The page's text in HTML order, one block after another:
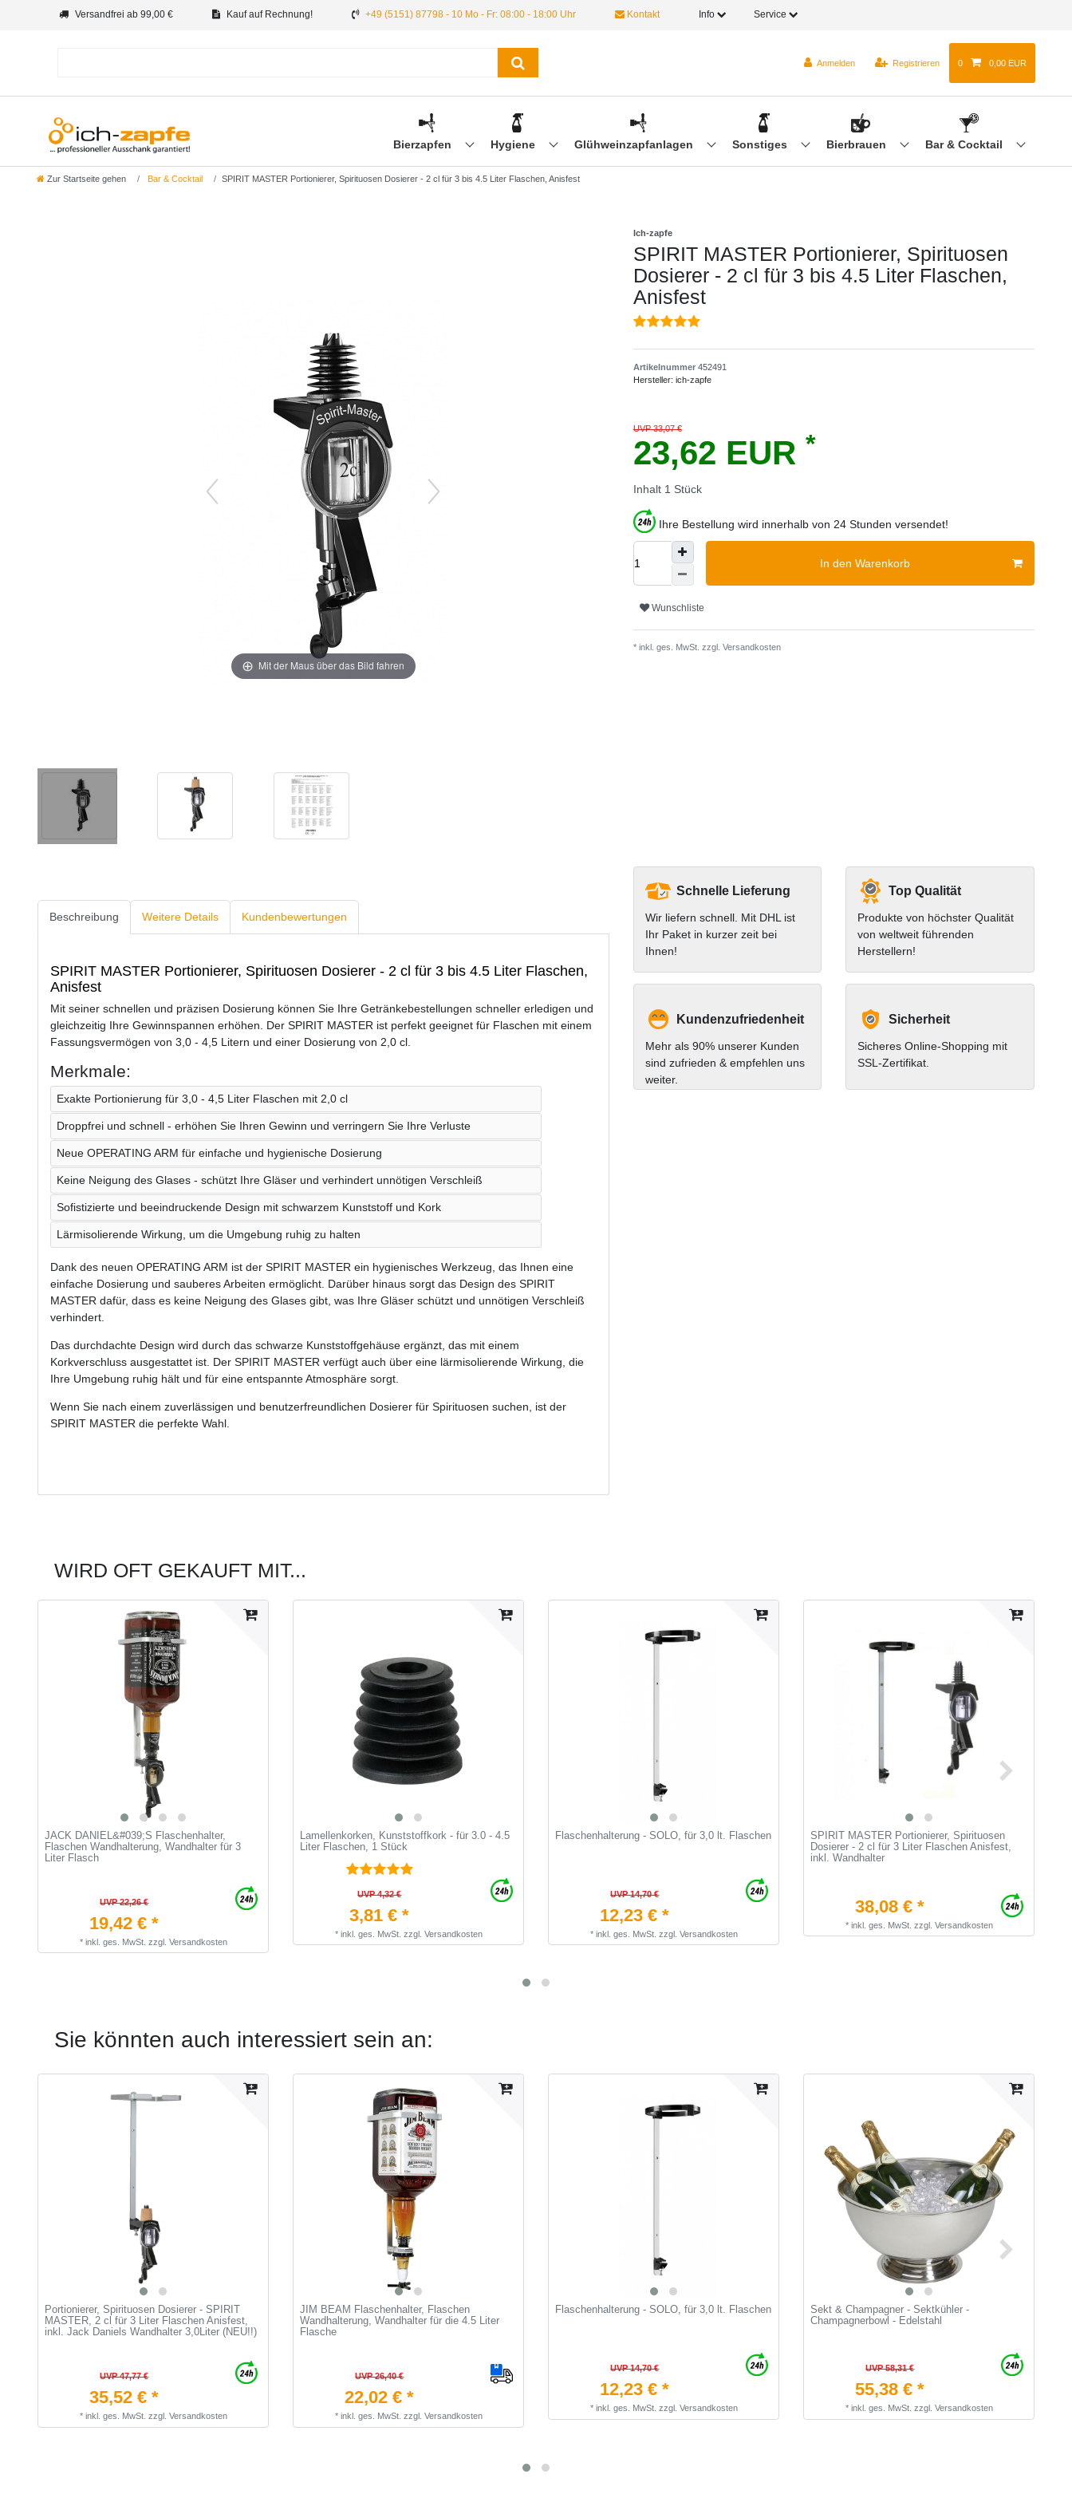
Versandfrei ab 99,00 € Kauf auf Rechnung! +49 (5151) 87798 - 10 Mo - Fr: 08:00 - 18:00 Uhr Kontakt Info Service
Anmelden Registrieren 0 0,00 EUR
Bierzapfen Hygiene Glühweinzapfanlagen Sonstiges Bierbrauen Bar & Cocktail
Zur Startseite gehen Bar & Cocktail SPIRIT MASTER Portionierer, Spirituosen Dosierer - 2 cl für 3 bis 4.5 Liter Flaschen, Anisfest
Mit der Maus über das Bild fahren
Ich-zapfe
SPIRIT MASTER Portionierer, Spirituosen
Dosierer - 2 cl für 3 bis 4.5 Liter Flaschen,
Anisfest
Artikelnummer 452491
Hersteller: ich-zapfe
UVP 33,07 €
23,62 EUR *
Inhalt 1 Stück
Ihre Bestellung wird innerhalb von 24 Stunden versendet!
In den Warenkorb
Wunschliste
* inkl. ges. MwSt. zzgl. Versandkosten
Beschreibung Weitere Details Kundenbewertungen
SPIRIT MASTER Portionierer, Spirituosen Dosierer - 2 cl für 3 bis 4.5 Liter Flaschen,
Anisfest
Mit seiner schnellen und präzisen Dosierung können Sie Ihre Getränkebestellungen schneller erledigen und
gleichzeitig Ihre Gewinnspannen erhöhen. Der SPIRIT MASTER ist perfekt geeignet für Flaschen mit einem
Fassungsvermögen von 3,0 - 4,5 Litern und einer Dosierung von 2,0 cl.
Merkmale:
Exakte Portionierung für 3,0 - 4,5 Liter Flaschen mit 2,0 cl
Droppfrei und schnell - erhöhen Sie Ihren Gewinn und verringern Sie Ihre Verluste
Neue OPERATING ARM für einfache und hygienische Dosierung
Keine Neigung des Glases - schützt Ihre Gläser und verhindert unnötigen Verschleiß
Sofistizierte und beeindruckende Design mit schwarzem Kunststoff und Kork
Lärmisolierende Wirkung, um die Umgebung ruhig zu halten
Dank des neuen OPERATING ARM ist der SPIRIT MASTER ein hygienisches Werkzeug, das Ihnen eine
einfache Dosierung und sauberes Arbeiten ermöglicht. Darüber hinaus sorgt das Design des SPIRIT
MASTER dafür, dass es keine Neigung des Glases gibt, was Ihre Gläser schützt und unnötigen Verschleiß
verhindert.
Das durchdachte Design wird durch das schwarze Kunststoffgehäuse ergänzt, das mit einem
Korkverschluss ausgestattet ist. Der SPIRIT MASTER verfügt auch über eine lärmisolierende Wirkung, die
Ihre Umgebung ruhig hält und für eine entspannte Atmosphäre sorgt.
Wenn Sie nach einem zuverlässigen und benutzerfreundlichen Dosierer für Spirituosen suchen, ist der
SPIRIT MASTER die perfekte Wahl.
Schnelle Lieferung
Wir liefern schnell. Mit DHL ist
Ihr Paket in kurzer zeit bei
Ihnen!
Top Qualität
Produkte von höchster Qualität
von weltweit führenden
Herstellern!
Kundenzufriedenheit
Mehr als 90% unserer Kunden
sind zufrieden & empfehlen uns
weiter.
Sicherheit
Sicheres Online-Shopping mit
SSL-Zertifikat.
WIRD OFT GEKAUFT MIT...
JACK DANIEL&#039;S Flaschenhalter,
Flaschen Wandhalterung, Wandhalter für 3
Liter Flasch
UVP 22,26 €
19,42 € *
* inkl. ges. MwSt. zzgl. Versandkosten
Lamellenkorken, Kunststoffkork - für 3.0 - 4.5
Liter Flaschen, 1 Stück
UVP 4,32 €
3,81 € *
* inkl. ges. MwSt. zzgl. Versandkosten
Flaschenhalterung - SOLO, für 3,0 lt. Flaschen
UVP 14,70 €
12,23 € *
* inkl. ges. MwSt. zzgl. Versandkosten
SPIRIT MASTER Portionierer, Spirituosen
Dosierer - 2 cl für 3 Liter Flaschen Anisfest,
inkl. Wandhalter
38,08 € *
* inkl. ges. MwSt. zzgl. Versandkosten
Sie könnten auch interessiert sein an:
Portionierer, Spirituosen Dosierer - SPIRIT
MASTER, 2 cl für 3 Liter Flaschen Anisfest,
inkl. Jack Daniels Wandhalter 3,0Liter (NEU!!)
UVP 47,77 €
35,52 € *
* inkl. ges. MwSt. zzgl. Versandkosten
JIM BEAM Flaschenhalter, Flaschen
Wandhalterung, Wandhalter für die 4.5 Liter
Flasche
UVP 26,40 €
22,02 € *
* inkl. ges. MwSt. zzgl. Versandkosten
Flaschenhalterung - SOLO, für 3,0 lt. Flaschen
UVP 14,70 €
12,23 € *
* inkl. ges. MwSt. zzgl. Versandkosten
Sekt & Champagner - Sektkühler -
Champagnerbowl - Edelstahl
UVP 58,31 €
55,38 € *
* inkl. ges. MwSt. zzgl. Versandkosten